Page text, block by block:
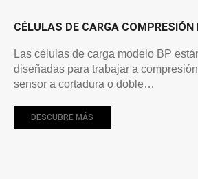
CÉLULAS DE CARGA COMPRESIÓN
Las células de carga modelo BP
diseñadas para trabajar a
sensor a cortadura o doble…
DESCUBRE MÁS